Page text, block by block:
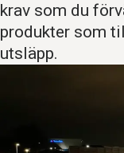
krav som du
produkter som
utsläpp.